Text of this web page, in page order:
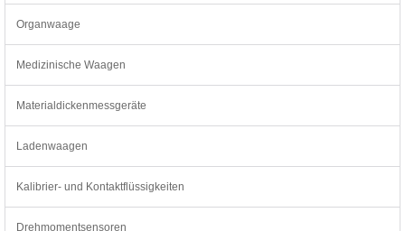
Organwaage
Medizinische Waagen
Materialdickenmessgeräte
Ladenwaagen
Kalibrier- und Kontaktflüssigkeiten
Drehmomentsensoren